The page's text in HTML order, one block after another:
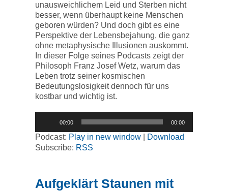
unausweichlichem Leid und Sterben nicht
besser, wenn überhaupt keine Menschen
geboren würden? Und doch gibt es eine
Perspektive der Lebensbejahung, die ganz
ohne metaphysische Illusionen auskommt.
In dieser Folge seines Podcasts zeigt der
Philosoph Franz Josef Wetz, warum das
Leben trotz seiner kosmischen
Bedeutungslosigkeit dennoch für uns
kostbar und wichtig ist.
00:00 00:00
Podcast: Play in new window|
Download
Subscribe: RSS
Aufgeklärt Staunen mit